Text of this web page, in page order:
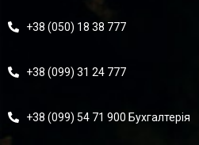
+38 (050) 18 38 777
+38 (099) 31 24 777
+38 (099) 54 71 900 Бухгалтерія